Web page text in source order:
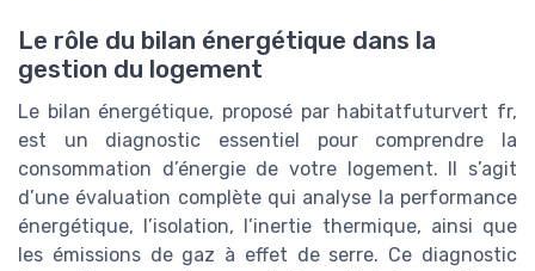
Le rôle du bilan énergétique dans la
gestion du logement
Le bilan énergétique, proposé par habitatfuturvert fr,
est un diagnostic essentiel pour comprendre la
consommation d’énergie de votre logement. Il s’agit
d’une évaluation complète qui analyse la performance
énergétique, l’isolation, l’inertie thermique, ainsi que
les émissions de gaz à effet de serre. Ce diagnostic